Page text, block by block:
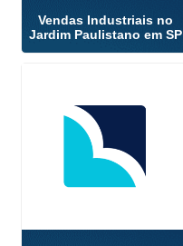
Vendas Industriais no
Jardim Paulistano em SP